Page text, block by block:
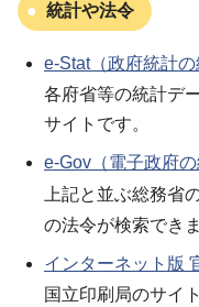
統計や法令
e-Stat（政府統計の
各府省等の統計デ
サイトです。
e-Gov（電子政府の
上記と並ぶ総務省
の法令が検索できま
インターネット版
国立印刷局のサイ